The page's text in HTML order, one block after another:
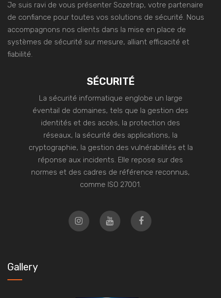
Je suis ravi de vous présenter Sozetrap, votre partenaire
de confiance pour toutes vos solutions de sécurité. Nous
accompagnons nos clients dans la mise en place de
systèmes de sécurité sur mesure, alliant efficacité et
fiabilité.
SÉCURITÉ
La sécurité informatique englobe un large
éventail de domaines, tels que la gestion des
identités et des accès, la protection des
réseaux, la sécurité des applications, la
cryptographie, la gestion des vulnérabilités et la
réponse aux incidents. Elle repose sur des
normes et des cadres de référence reconnus,
comme ISO 27001.
Gallery